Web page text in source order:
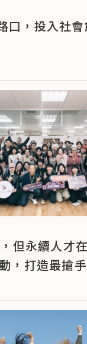
口，投入社
但永續人才
，打造最搶